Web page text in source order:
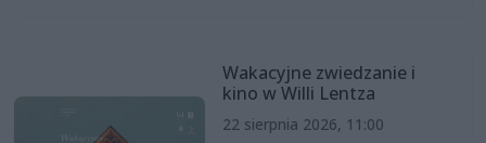
Wakacyjne zwiedzanie i
kino w Willi Lentza
22 sierpnia 2026, 11:00